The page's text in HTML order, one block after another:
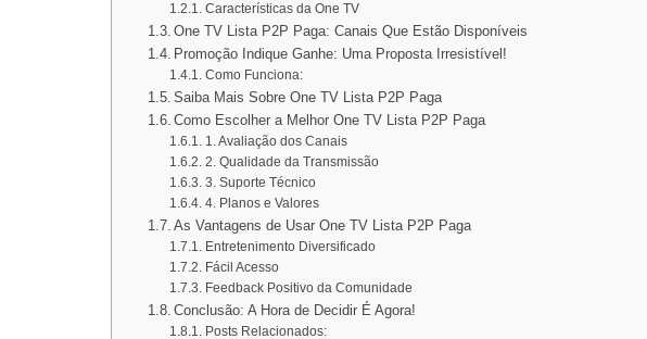
Características da One TV
One TV Lista P2P Paga: Canais Que Estão Disponíveis
Promoção Indique Ganhe: Uma Proposta Irresistível!
Como Funciona:
Saiba Mais Sobre One TV Lista P2P Paga
Como Escolher a Melhor One TV Lista P2P Paga
1. Avaliação dos Canais
2. Qualidade da Transmissão
3. Suporte Técnico
4. Planos e Valores
As Vantagens de Usar One TV Lista P2P Paga
Entretenimento Diversificado
Fácil Acesso
Feedback Positivo da Comunidade
Conclusão: A Hora de Decidir É Agora!
Posts Relacionados: